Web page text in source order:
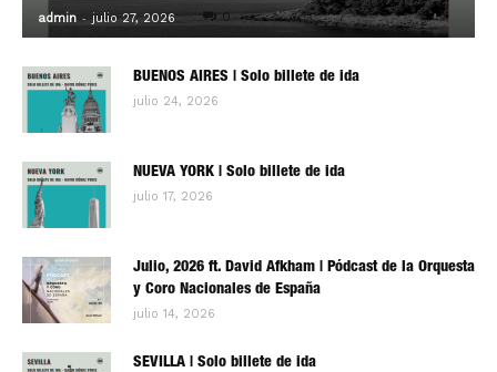
admin - julio 27, 2026 0
BUENOS AIRES | Solo billete de ida
julio 24, 2026
NUEVA YORK | Solo billete de ida
julio 17, 2026
Julio, 2026 ft. David Afkham | Pódcast de la Orquesta
y Coro Nacionales de España
julio 14, 2026
SEVILLA | Solo billete de ida